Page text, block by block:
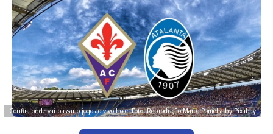
Confira onde vai passar o jogo ao vivo hoje. Foto: Reprodução Marco Pomella by Pixabay